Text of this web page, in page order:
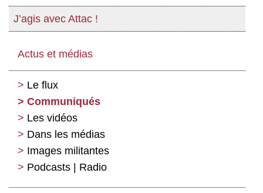
J’agis avec Attac !
Actus et médias
Le flux
Communiqués
Les vidéos
Dans les médias
Images militantes
Podcasts | Radio